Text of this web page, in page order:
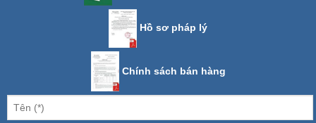
Hồ sơ pháp lý
Chính sách bán hàng